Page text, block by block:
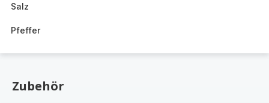
Salz
Pfeffer
Zubehör